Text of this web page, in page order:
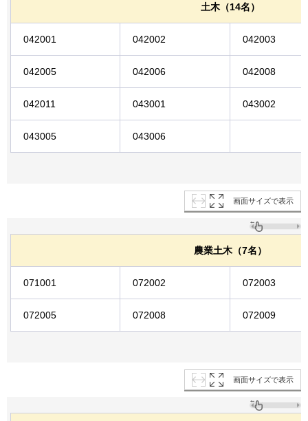
土木（14名）
042001 042002 042003
042005 042006 042008
042011 043001 043002
043005 043006
画面サイズで表示
農業土木（7名）
071001 072002 072003
072005 072008 072009
画面サイズで表示